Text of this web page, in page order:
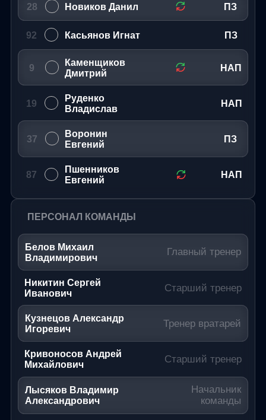
28 Новиков Данил ПЗ
92 Касьянов Игнат ПЗ
9
Каменщиков
Дмитрий
НАП
19
Руденко
Владислав
НАП
37
Воронин
Евгений
ПЗ
87
Пшенников
Евгений
НАП
ПЕРСОНАЛ КОМАНДЫ
Белов Михаил
Владимирович
Главный тренер
Никитин Сергей
Иванович
Старший тренер
Кузнецов Александр
Игоревич
Тренер вратарей
Кривоносов Андрей
Михайлович
Старший тренер
Лысяков Владимир
Александрович
Начальник
команды